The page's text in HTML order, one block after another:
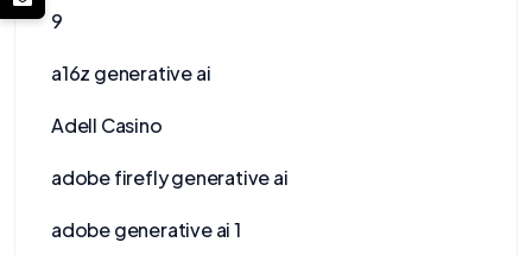
9
a16z generative ai
Adell Casino
adobe firefly generative ai
adobe generative ai 1